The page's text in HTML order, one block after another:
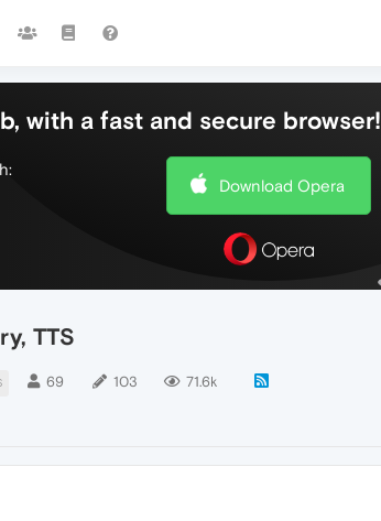
with a fast and secure browser!
Download Opera
TTS
69 103 71.6k